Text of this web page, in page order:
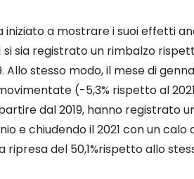
a mostrare i suoi effetti
sia registrato un rimbalzo
stesso modo, il mese di
(-5,3% rispetto al
dal 2019, hanno registrato
chiudendo il 2021 con un calo
del 50,1%rispetto allo